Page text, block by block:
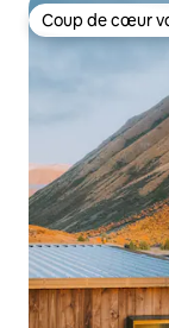
Coup de cœur
Coup de cœur